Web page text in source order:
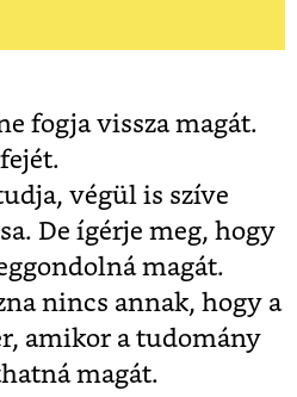
fogja vissza magát.
végül is szíve
De ígérje meg, hogy
magát.
nincs annak, hogy a
amikor a tudomány
magát.